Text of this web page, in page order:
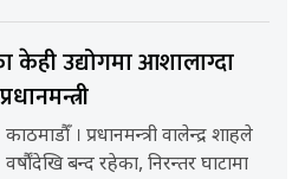
केही उद्योगमा आशालाग्दा
काठमाडौँ । प्रधानमन्त्री वालेन्द्र शाहले
वर्षौंदेखि बन्द रहेका, निरन्तर घाटामा